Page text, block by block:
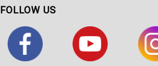
FOLLOW US